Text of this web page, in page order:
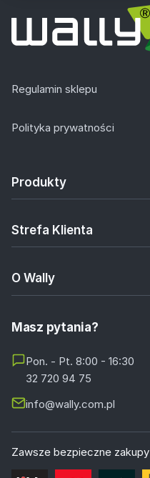
Regulamin sklepu
Polityka prywatności
Produkty
Strefa Klienta
O Wally
Masz pytania?
Pon. - Pt. 8:00 - 16:30
32 720 94 75
info@wally.com.pl
Zawsze bezpieczne zakupy